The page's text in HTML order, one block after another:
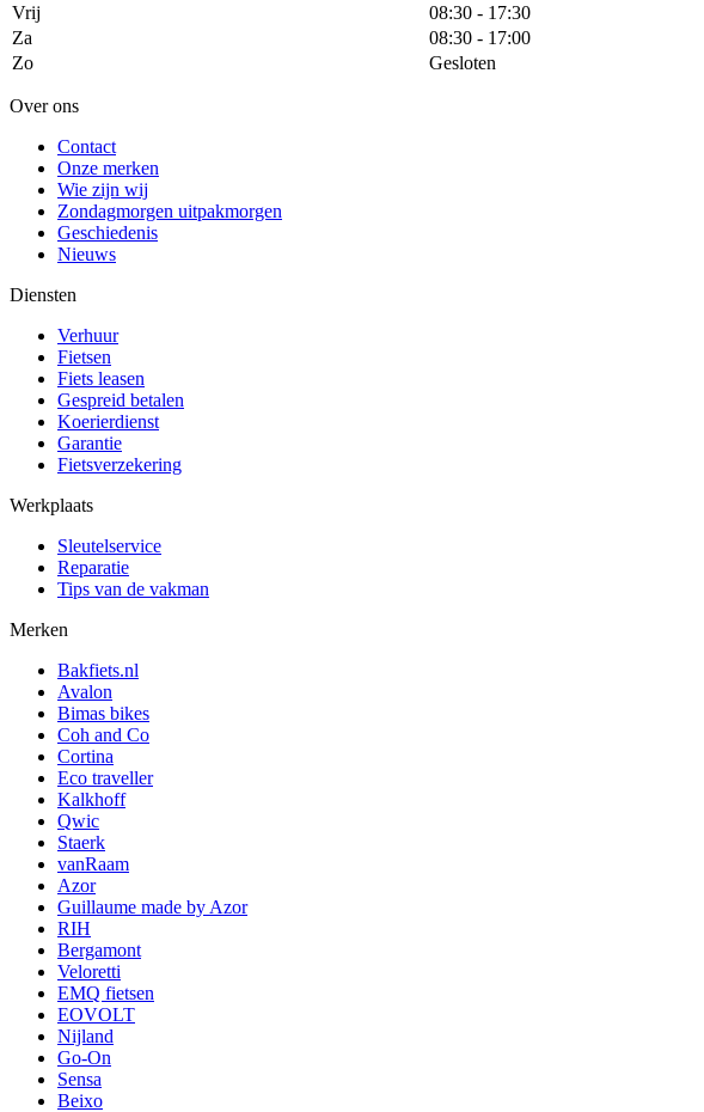
Vrij
08:30 - 17:30
Za
08:30 - 17:00
Zo
Gesloten
Over ons
Contact
Onze merken
Wie zijn wij
Zondagmorgen uitpakmorgen
Geschiedenis
Nieuws
Diensten
Verhuur
Fietsen
Fiets leasen
Gespreid betalen
Koerierdienst
Garantie
Fietsverzekering
Werkplaats
Sleutelservice
Reparatie
Tips van de vakman
Merken
Bakfiets.nl
Avalon
Bimas bikes
Coh and Co
Cortina
Eco traveller
Kalkhoff
Qwic
Staerk
vanRaam
Azor
Guillaume made by Azor
RIH
Bergamont
Veloretti
EMQ fietsen
EOVOLT
Nijland
Go-On
Sensa
Beixo